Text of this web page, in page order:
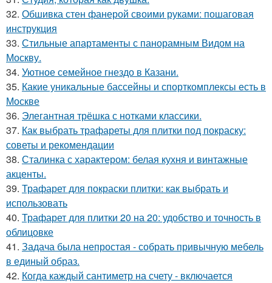
32. Обшивка стен фанерой своими руками: пошаговая
инструкция
33. Стильные апартаменты с панорамным Видом на
Москву.
34. Уютное семейное гнездо в Казани.
35. Какие уникальные бассейны и спорткомплексы есть в
Москве
36. Элегантная трёшка с нотками классики.
37. Как выбрать трафареты для плитки под покраску:
советы и рекомендации
38. Сталинка с характером: белая кухня и винтажные
акценты.
39. Трафарет для покраски плитки: как выбрать и
использовать
40. Трафарет для плитки 20 на 20: удобство и точность в
облицовке
41. Задача была непростая - собрать привычную мебель
в единый образ.
42. Когда каждый сантиметр на счету - включается